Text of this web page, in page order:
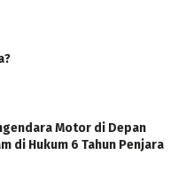
Motor di Depan
di Hukum 6 Tahun Penjara